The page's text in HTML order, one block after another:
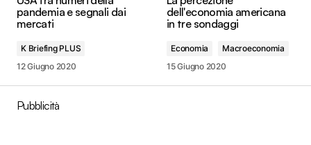
pandemia e segnali dai
mercati
K Briefing PLUS
12 Giugno 2020
dell'economia americana
in tre sondaggi
Economia
Macroeconomia
15 Giugno 2020
Pubblicità